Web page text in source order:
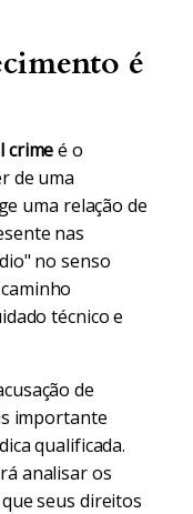
é
crimeé o
de uma
uma relação de
nas
no senso
técnico e
de
importante
qualificada.
analisar os
seus direitos